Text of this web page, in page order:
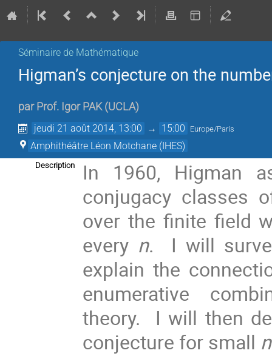
Séminaire de Mathématique
Higman’s conjecture on the
par Prof. Igor PAK (UCLA)
jeudi 21 août 2014, 13:00 → 15:00 Europe/Paris
Amphithéâtre Léon Motchane (IHES)
Description
In 1960, Higman
conjugacy classes
over the finite field
every n. I will
explain the
enumerative
theory. I will then
conjecture for small n